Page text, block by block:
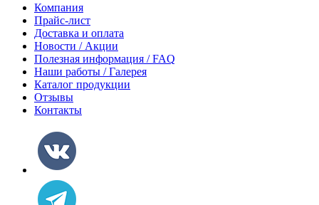
Компания
Прайс-лист
Доставка и оплата
Новости / Акции
Полезная информация / FAQ
Наши работы / Галерея
Каталог продукции
Отзывы
Контакты